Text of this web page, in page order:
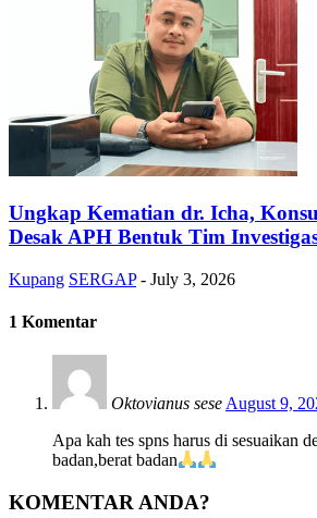
Ungkap Kematian dr. Icha,
Desak APH Bentuk Tim
Kupang SERGAP - July 3, 2026
1 Komentar
Oktovianus sese August 9,
Apa kah tes spns harus di sesuaikan
badan,berat badan
KOMENTAR ANDA?